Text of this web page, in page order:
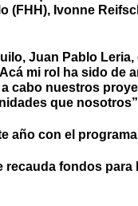
(FHH), Ivonne
Juan Pablo
mi rol ha sido de
cabo nuestros
que
año con el
recauda fondos